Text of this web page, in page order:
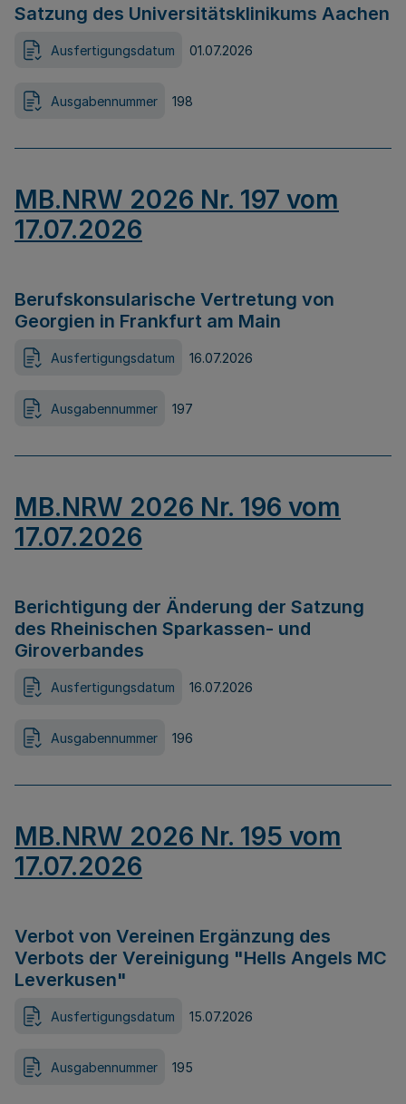
Satzung des Universitätsklinikums Aachen
Ausfertigungsdatum 01.07.2026
Ausgabennummer 198
MB.NRW 2026 Nr. 197 vom
17.07.2026
Berufskonsularische Vertretung von
Georgien in Frankfurt am Main
Ausfertigungsdatum 16.07.2026
Ausgabennummer 197
MB.NRW 2026 Nr. 196 vom
17.07.2026
Berichtigung der Änderung der Satzung
des Rheinischen Sparkassen- und
Giroverbandes
Ausfertigungsdatum 16.07.2026
Ausgabennummer 196
MB.NRW 2026 Nr. 195 vom
17.07.2026
Verbot von Vereinen Ergänzung des
Verbots der Vereinigung "Hells Angels MC
Leverkusen"
Ausfertigungsdatum 15.07.2026
Ausgabennummer 195